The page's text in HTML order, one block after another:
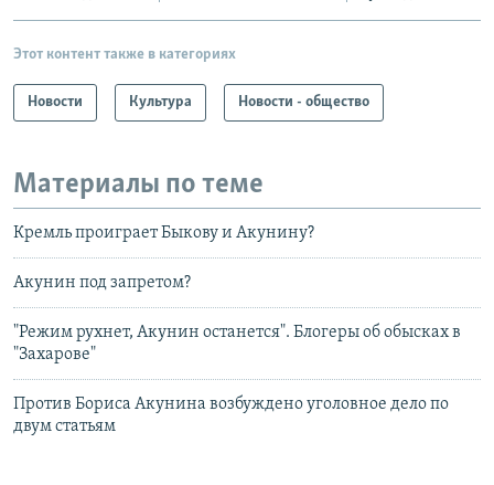
Этот контент также в категориях
Новости Культура Новости - общество
Материалы по теме
Кремль проиграет Быкову и Акунину?
Акунин под запретом?
"Режим рухнет, Акунин останется". Блогеры об обысках в
"Захарове"
Против Бориса Акунина возбуждено уголовное дело по
двум статьям